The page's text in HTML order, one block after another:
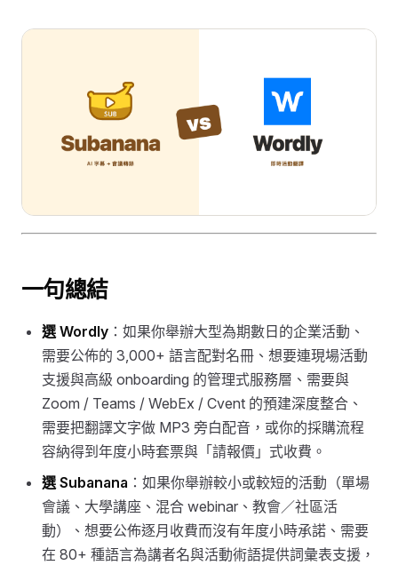
一句總結
選 Wordly ：如果你舉辦大型為期數日的企業活動、
需要公佈的 3,000+ 語言配對名冊、想要連現場活動
支援與高級 onboarding 的管理式服務層、需要與
Zoom / Teams / WebEx / Cvent 的預建深度整合、
需要把翻譯文字做 MP3 旁白配音，或你的採購流程
容納得到年度小時套票與「請報價」式收費。
選 Subanana ：如果你舉辦較小或較短的活動（單場
會議、大學講座、混合 webinar、教會／社區活
動）、想要公佈逐月收費而沒有年度小時承諾、需要
在 80+ 種語言為講者名與活動術語提供詞彙表支援，